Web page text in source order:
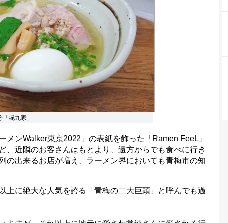
㐂九家」
ンWalker東京2022」の表紙を飾った「Ramen FeeL」
、近隣のお客さんはもとより、遠方からでも食べに行き
の出来るお店が増え、ラーメン界においても青梅市の知
に絶大な人気を誇る「青梅の二大巨頭」と呼んでも過